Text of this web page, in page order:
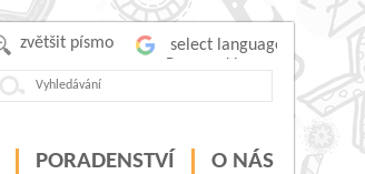
zvětšit písmo
PORADENSTVÍ O NÁS